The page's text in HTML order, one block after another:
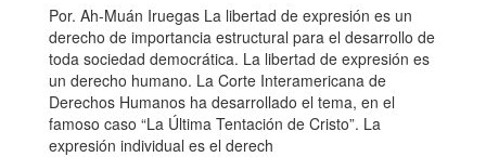
Por. Ah-Muán Iruegas La libertad de expresión es un
derecho de importancia estructural para el desarrollo de
toda sociedad democrática. La libertad de expresión es
un derecho humano. La Corte Interamericana de
Derechos Humanos ha desarrollado el tema, en el
famoso caso “La Última Tentación de Cristo”. La
expresión individual es el derech